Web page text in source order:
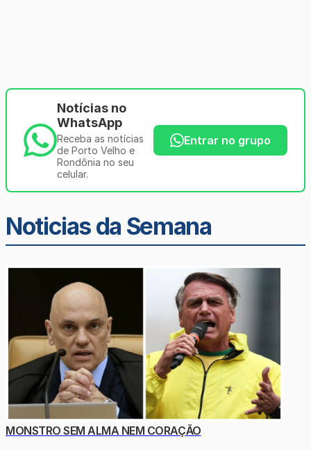
Notícias no
WhatsApp
Receba as notícias
de Porto Velho e
Rondônia no seu
celular.
Entrar no grupo
Noticias da Semana
MONSTRO SEM ALMA NEM CORAÇÃO